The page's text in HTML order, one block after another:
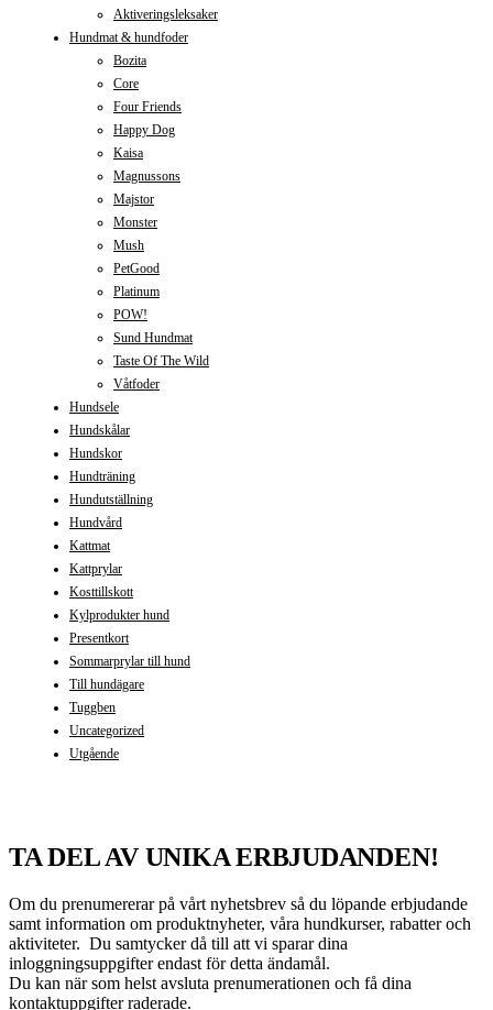
Aktiveringsleksaker
Hundmat & hundfoder
Bozita
Core
Four Friends
Happy Dog
Kaisa
Magnussons
Majstor
Monster
Mush
PetGood
Platinum
POW!
Sund Hundmat
Taste Of The Wild
Våtfoder
Hundsele
Hundskålar
Hundskor
Hundträning
Hundutställning
Hundvård
Kattmat
Kattprylar
Kosttillskott
Kylprodukter hund
Presentkort
Sommarprylar till hund
Till hundägare
Tuggben
Uncategorized
Utgående
TA DEL AV UNIKA ERBJUDANDEN!
Om du prenumererar på vårt nyhetsbrev så du löpande erbjudande
samt information om produktnyheter, våra hundkurser, rabatter och
aktiviteter. Du samtycker då till att vi sparar dina
inloggningsuppgifter endast för detta ändamål.
Du kan när som helst avsluta prenumerationen och få dina
kontaktuppgifter raderade.